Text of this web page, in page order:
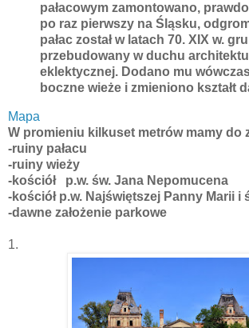
pałacowym zamontowano,
po raz pierwszy na Śląsku,
pałac został w latach 70. XIX w.
przebudowany w duchu
eklektycznej. Dodano mu
boczne wieże i zmieniono kształt
Mapa
W promieniu kilkuset metrów mamy do
-ruiny pałacu
-ruiny wieży
-kościół p.w. św. Jana Nepomucena
-kościół p.w. Najświętszej Panny Marii i
-dawne założenie parkowe
1.